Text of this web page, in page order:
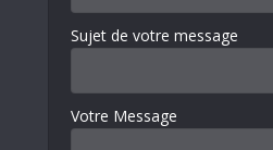
Sujet de votre message
Votre Message